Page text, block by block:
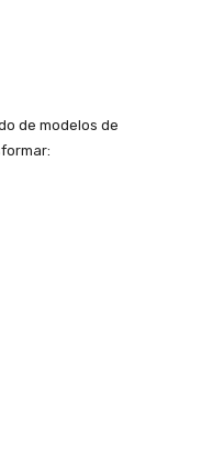
de modelos de